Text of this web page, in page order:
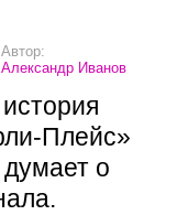
Автор:
Александр Иванов
Плейс»
о